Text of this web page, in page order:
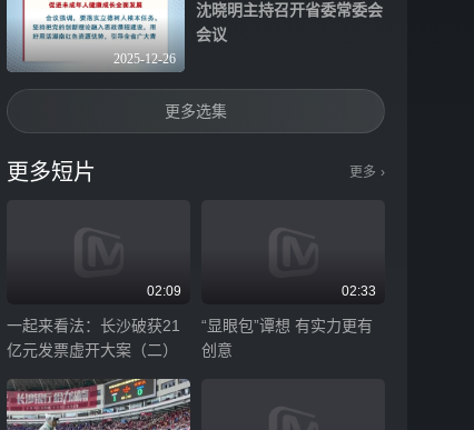
2025-12-26
沈晓明主持召开省委常委会
会议
更多选集
更多短片 更多 ›
02:09
一起来看法：长沙破获21
亿元发票虚开大案（二）
02:33
“显眼包”谭想 有实力更有
创意